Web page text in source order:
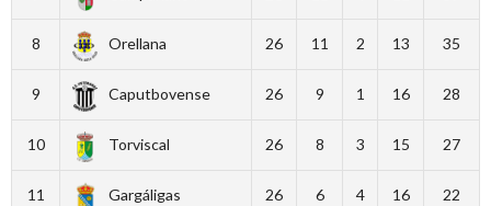
8 Orellana 26 11 2 13 35
9 Caputbovense 26 9 1 16 28
10 Torviscal 26 8 3 15 27
11 Gargáligas 26 6 4 16 22